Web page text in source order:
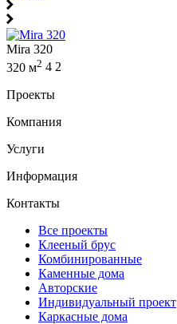
Mira 320
320 м2 4 2
Проекты
Компания
Услуги
Информация
Контакты
Все проекты
Клееный брус
Комбинированные
Каменные дома
Авторские
Индивидуальный проект
Каркасные дома